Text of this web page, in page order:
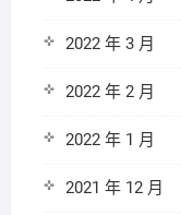
2022 年 3 月
2022 年 2 月
2022 年 1 月
2021 年 12 月